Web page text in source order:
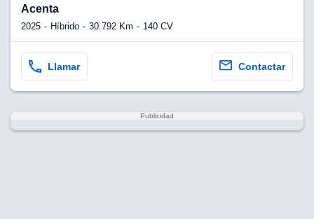
Acenta
2025 Híbrido 30.792 Km 140 CV
Llamar Contactar